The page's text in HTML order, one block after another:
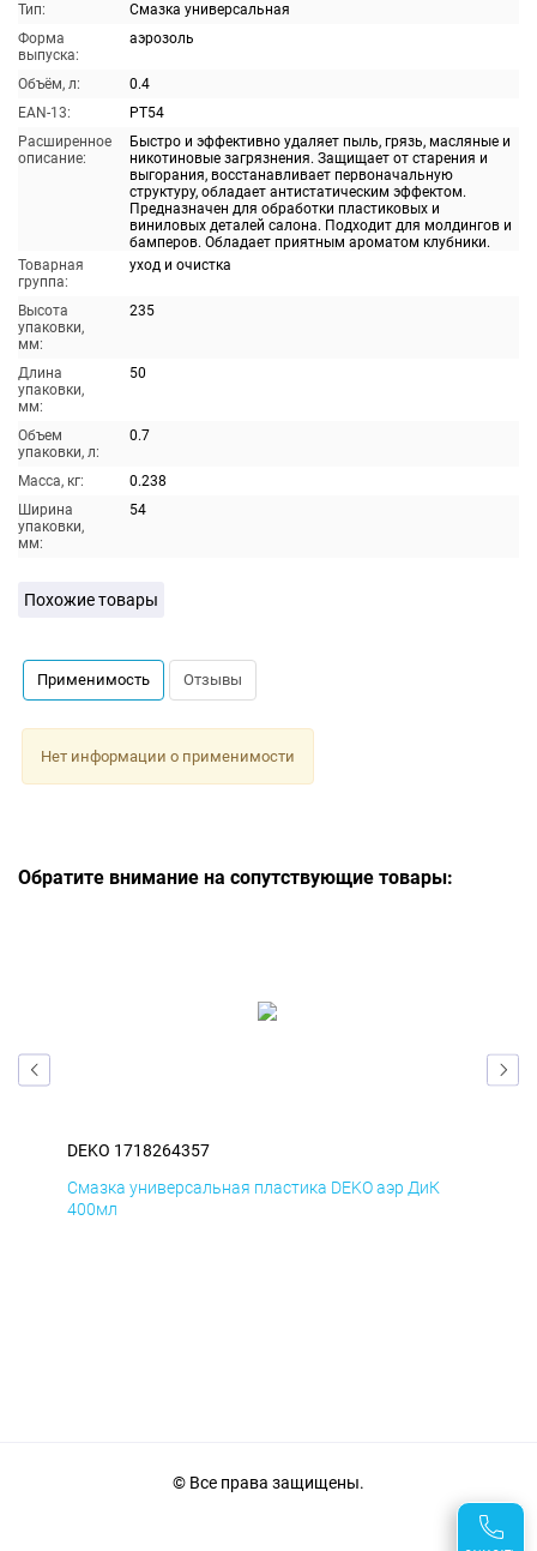
Тип:
Смазка универсальная
Форма
выпуска:
аэрозоль
Объём, л:
0.4
EAN-13:
PT54
Расширенное
описание:
Быстро и эффективно удаляет пыль, грязь, масляные и
никотиновые загрязнения. Защищает от старения и
выгорания, восстанавливает первоначальную
структуру, обладает антистатическим эффектом.
Предназначен для обработки пластиковых и
виниловых деталей салона. Подходит для молдингов и
бамперов. Обладает приятным ароматом клубники.
Товарная
группа:
уход и очистка
Высота
упаковки,
мм:
235
Длина
упаковки,
мм:
50
Объем
упаковки, л:
0.7
Масса, кг:
0.238
Ширина
упаковки,
мм:
54
Похожие товары
Применимость Отзывы
Нет информации о применимости
Обратите внимание на сопутствующие товары:
DEKO 1718264357
Смазка универсальная пластика DEKO аэр ДиК
400мл
© Все права защищены.